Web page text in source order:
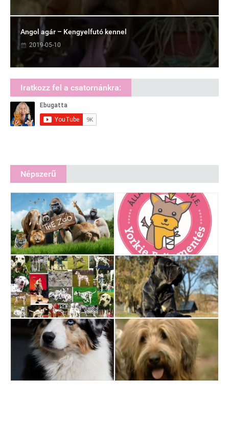
Angol agár – Kengyelfutó kennel
2019-05-10
Iratkozz fel a csatornánkra:
Népszerű